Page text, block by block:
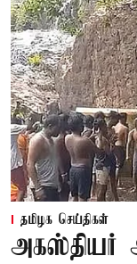
தமிழக செய்திகள்
அகஸ்தியர்